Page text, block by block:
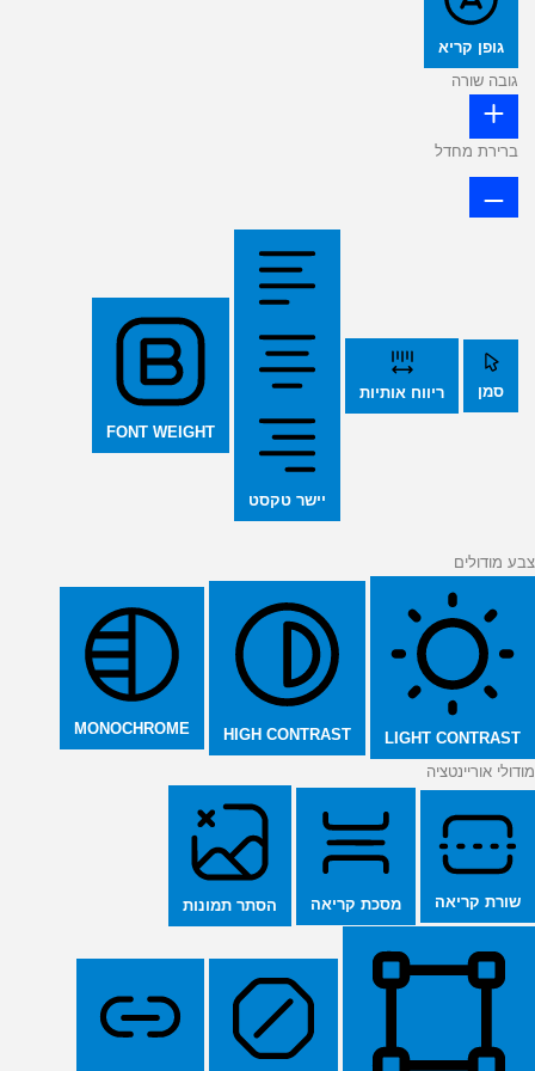
גופן קריא
גובה שורה
ברירת מחדל
סמן ריווח אותיות
יישר טקסט
FONT WEIGHT
צבע מודולים
LIGHT CONTRAST
HIGH CONTRAST
MONOCHROME
מודולי אוריינטציה
שורת קריאה מסכת קריאה הסתר תמונות